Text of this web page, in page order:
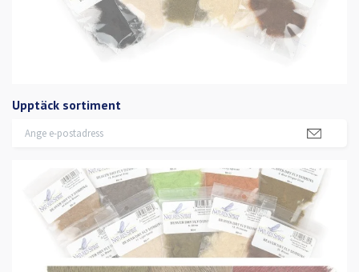
Upptäck sortiment